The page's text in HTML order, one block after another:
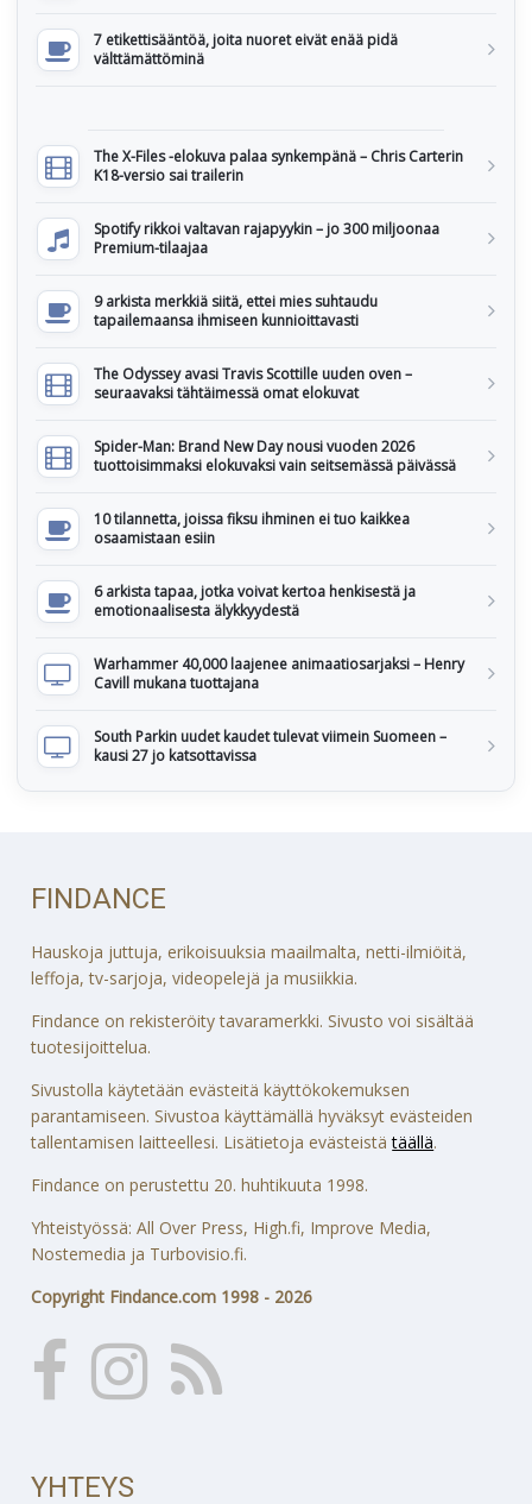
7 etikettisääntöä, joita nuoret eivät enää pidä
välttämättöminä
The X-Files -elokuva palaa synkempänä – Chris Carterin
K18-versio sai trailerin
Spotify rikkoi valtavan rajapyykin – jo 300 miljoonaa
Premium-tilaajaa
9 arkista merkkiä siitä, ettei mies suhtaudu
tapailemaansa ihmiseen kunnioittavasti
The Odyssey avasi Travis Scottille uuden oven –
seuraavaksi tähtäimessä omat elokuvat
Spider-Man: Brand New Day nousi vuoden 2026
tuottoisimmaksi elokuvaksi vain seitsemässä päivässä
10 tilannetta, joissa fiksu ihminen ei tuo kaikkea
osaamistaan esiin
6 arkista tapaa, jotka voivat kertoa henkisestä ja
emotionaalisesta älykkyydestä
Warhammer 40,000 laajenee animaatiosarjaksi – Henry
Cavill mukana tuottajana
South Parkin uudet kaudet tulevat viimein Suomeen –
kausi 27 jo katsottavissa
FINDANCE
Hauskoja juttuja, erikoisuuksia maailmalta, netti-ilmiöitä,
leffoja, tv-sarjoja, videopelejä ja musiikkia.
Findance on rekisteröity tavaramerkki. Sivusto voi sisältää
tuotesijoittelua.
Sivustolla käytetään evästeitä käyttökokemuksen
parantamiseen. Sivustoa käyttämällä hyväksyt evästeiden
tallentamisen laitteellesi. Lisätietoja evästeistätäällä.
Findance on perustettu 20. huhtikuuta 1998.
Yhteistyössä: All Over Press, High.fi, Improve Media,
Nostemedia ja Turbovisio.fi.
Copyright Findance.com 1998 - 2026
YHTEYS